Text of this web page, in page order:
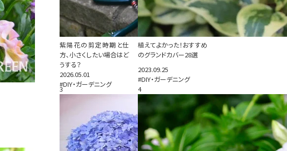
紫陽花の剪定時期と仕
方、小さくしたい場合はど
うする？
2026.05.01
#DIY・ガーデニング
植えてよかった！おすすめ
のグランドカバー28選
2023.09.25
#DIY・ガーデニング
3
4